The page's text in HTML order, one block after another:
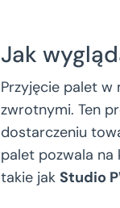
Jak
Przyjęcie palet w
zwrotnymi. Ten
dostarczeniu
palet pozwala na
takie jak Studio